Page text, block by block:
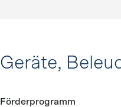
Geräte,
Förderprogramm